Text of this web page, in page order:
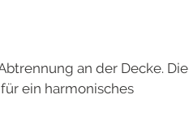
an der Decke. Die
ein harmonisches